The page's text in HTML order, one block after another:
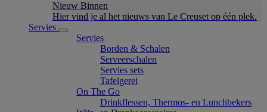
Nieuw Binnen
Hier vind je al het nieuws van Le Creuset op één plek.
Servies
Servies
Borden & Schalen
Serveerschalen
Servies sets
Tafelgerei
On The Go
Drinkflessen, Thermos- en Lunchbekers